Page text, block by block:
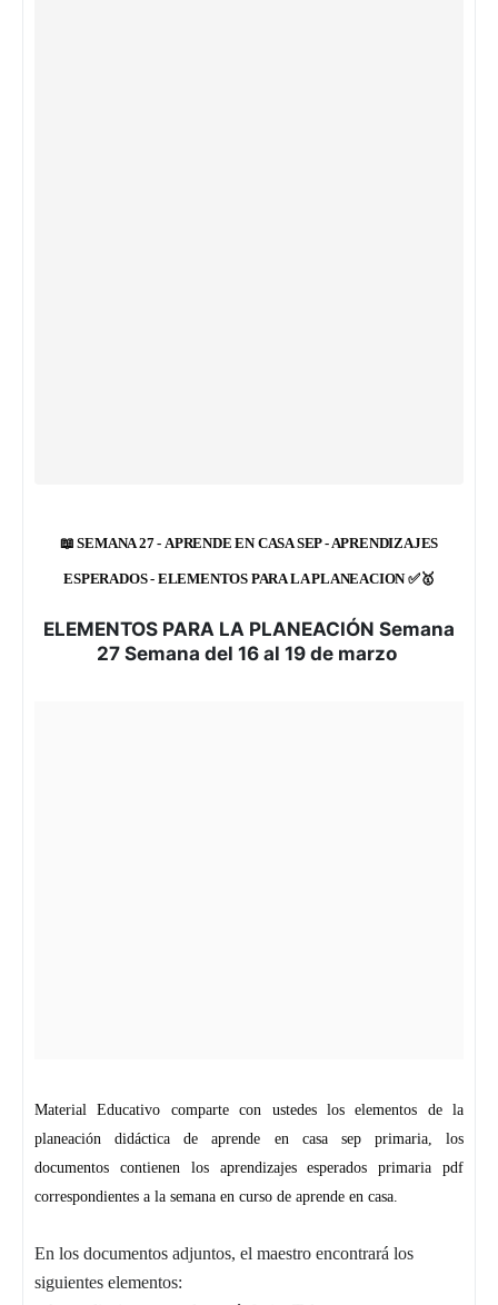
📖 SEMANA 27 - APRENDE EN CASA SEP - APRENDIZAJES
ESPERADOS - ELEMENTOS PARA LA PLANEACION✅🥇
ELEMENTOS PARA LA PLANEACIÓN Semana
27 Semana del 16 al 19 de marzo
Material Educativo comparte con ustedes los elementos de la
planeación didáctica de aprende en casa sep primaria, los
documentos contienen los aprendizajes esperados primaria pdf
correspondientes a la semana en curso de aprende en casa.
En los documentos adjuntos, el maestro encontrará los
siguientes elementos: